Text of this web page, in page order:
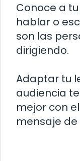
Conoce a
hablar o
son las
dirigiendo.
Adaptar tu
audiencia
mejor con
mensaje